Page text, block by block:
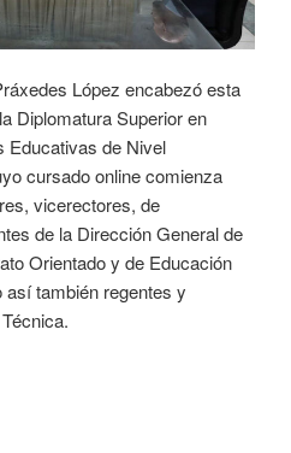
López encabezó esta
Diplomatura Superior en
Educativas de Nivel
cursado online comienza
vicerectores, de
de la Dirección General de
Orientado y de Educación
también regentes y